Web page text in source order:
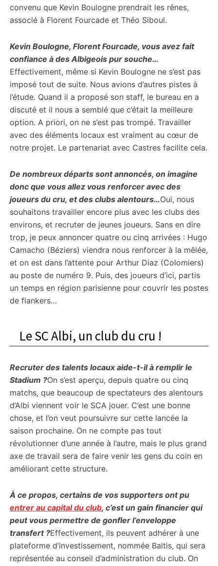
convenu que Kevin Boulogne prendrait les rênes,
associé à Florent Fourcade et Théo Siboul.
Kevin Boulogne, Florent Fourcade, vous avez fait
confiance à des Albigeois pur souche…
Effectivement, même si Kevin Boulogne ne s’est pas
imposé tout de suite. Nous avions d’autres pistes à
l’étude. Quand il a proposé son staff, le bureau en a
discuté et il nous a semblé que c’était la meilleure
option. A priori, on ne s’est pas trompé. Travailler
avec des éléments locaux est vraiment au cœur de
notre projet. Le partenariat avec Castres facilite cela.
De nombreux départs sont annoncés, on imagine
donc que vous allez vous renforcer avec des
joueurs du cru, et des clubs alentours…Oui, nous
souhaitons travailler encore plus avec les clubs des
environs, et recruter de jeunes joueurs. Sans en dire
trop, je peux annoncer quatre ou cinq arrivées : Hugo
Camacho (Béziers) viendra nous renforcer à la mêlée,
et on est dans l’attente pour Arthur Diaz (Colomiers)
au poste de numéro 9. Puis, des joueurs d’ici, partis
un temps en région parisienne pour couvrir les postes
de flankers…
Le SC Albi, un club du cru !
Recruter des talents locaux aide-t-il à remplir le
Stadium ?On s’est aperçu, depuis quatre ou cinq
matchs, que beaucoup de spectateurs des alentours
d’Albi viennent voir le SCA jouer. C’est une bonne
chose, et l’on veut poursuivre sur cette lancée la
saison prochaine. On ne compte pas tout
révolutionner d’une année à l’autre, mais le plus grand
axe de travail sera de faire venir les gens du coin en
améliorant cette structure.
À ce propos, certains de vos supporters ont pu
entrer au capital du club, c’est un gain financier qui
peut vous permettre de gonfler l’enveloppe
transfert ?Effectivement, ils peuvent adhérer à une
plateforme d’investissement, nommée Baltis, qui sera
représentée au conseil d’administration du club. On